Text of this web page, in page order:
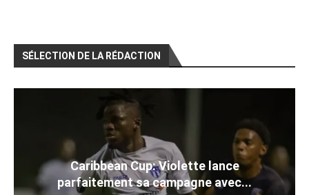
SÉLECTION DE LA RÉDACTION
Caribbean Cup: Violette lance
parfaitement sa campagne avec...